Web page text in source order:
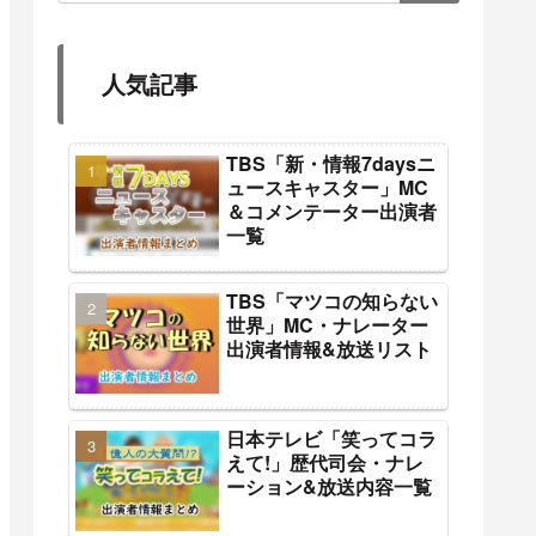
人気記事
TBS「新・情報7daysニ
ュースキャスター」MC
＆コメンテーター出演者
一覧
TBS「マツコの知らない
世界」MC・ナレーター
出演者情報&放送リスト
日本テレビ「笑ってコラ
えて!」歴代司会・ナレ
ーション&放送内容一覧